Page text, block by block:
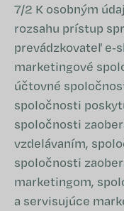
7/2 K osobným
rozsahu prístup
prevádzkovateľ
marketingové
účtovné
spoločnosti
spoločnosti
vzdelávaním,
spoločnosti
marketingom,
a servisujúce